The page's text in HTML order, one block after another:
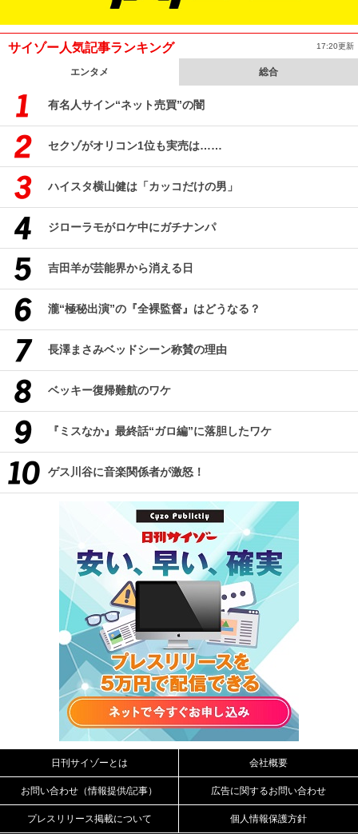
サイゾー人気記事ランキング 17:20更新
エンタメ 総合
有名人サイン“ネット売買”の闇
セクゾがオリコン1位も実売は……
ハイスタ横山健は「カッコだけの男」
ジローラモがロケ中にガチナンパ
吉田羊が芸能界から消える日
瀧“極秘出演”の『全裸監督』はどうなる？
長澤まさみベッドシーン称賛の理由
ベッキー復帰難航のワケ
『ミスなか』最終話“ガロ編”に落胆したワケ
ゲス川谷に音楽関係者が激怒！
日刊サイゾーとは 会社概要
お問い合わせ（情報提供/記事） 広告に関するお問い合わせ
プレスリリース掲載について 個人情報保護方針